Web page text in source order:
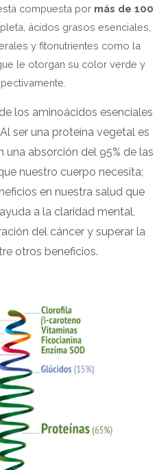
compuesta por más de 100
ácidos grasos esenciales,
y fitonutrientes como la
le otorgan su color verde y
los aminoácidos esenciales
ser una proteína vegetal es
absorción del 95% de las
nuestro cuerpo necesita;
en nuestra salud que
a la claridad mental,
del cáncer y superar la
otros beneficios.